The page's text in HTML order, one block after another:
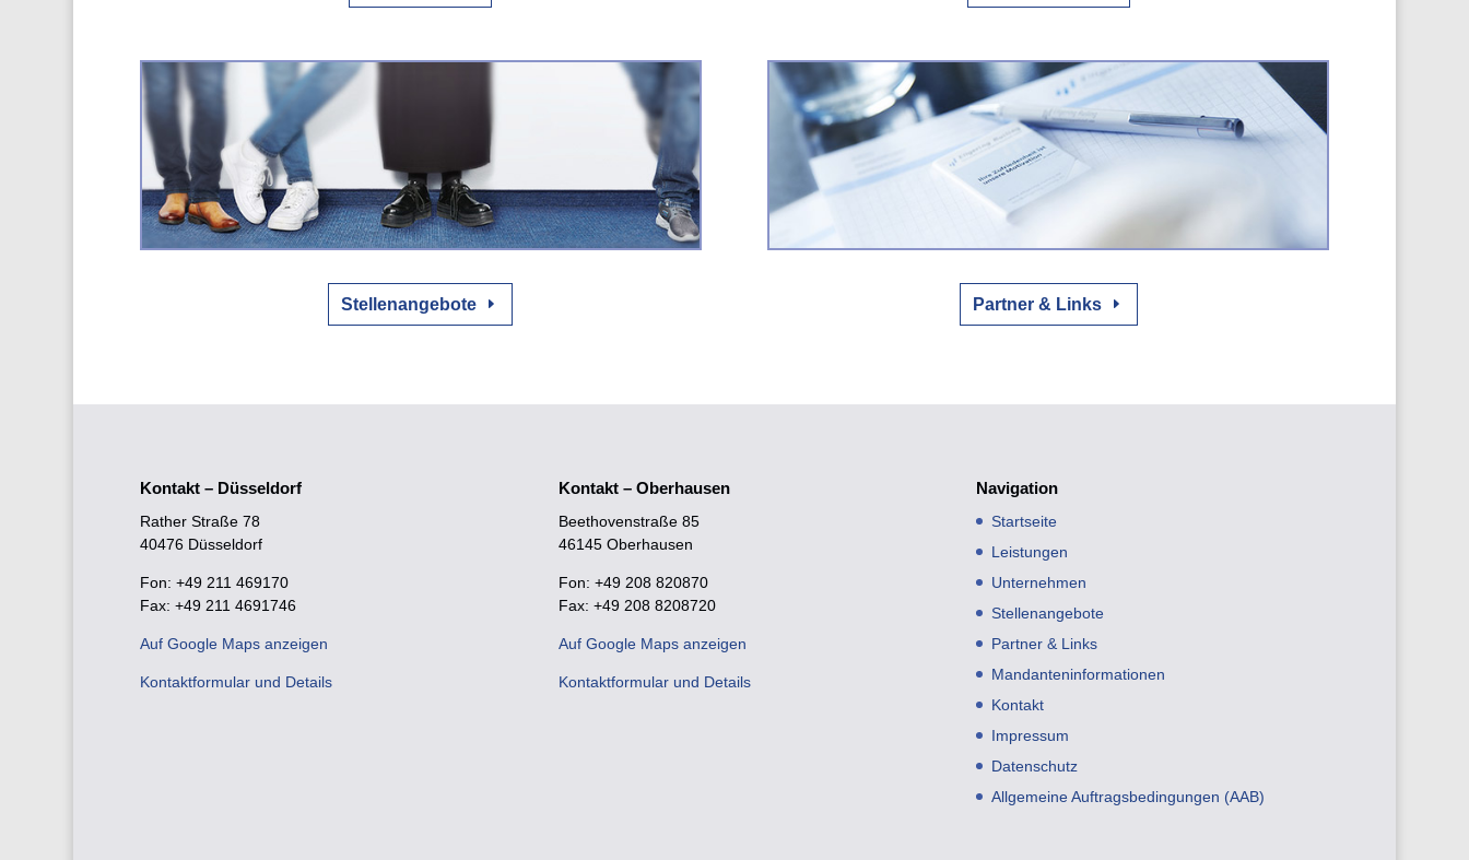
Stellenangebote Partner & Links
Kontakt – Düsseldorf
Rather Straße 78
40476 Düsseldorf
Fon: +49 211 469170
Fax: +49 211 4691746
Auf Google Maps anzeigen
Kontaktformular und Details
Kontakt – Oberhausen
Beethovenstraße 85
46145 Oberhausen
Fon: +49 208 820870
Fax: +49 208 8208720
Auf Google Maps anzeigen
Kontaktformular und Details
Navigation
Startseite
Leistungen
Unternehmen
Stellenangebote
Partner & Links
Mandanteninformationen
Kontakt
Impressum
Datenschutz
Allgemeine Auftragsbedingungen (AAB)